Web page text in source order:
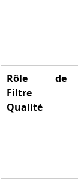
Rôle de
Filtre
Qualité